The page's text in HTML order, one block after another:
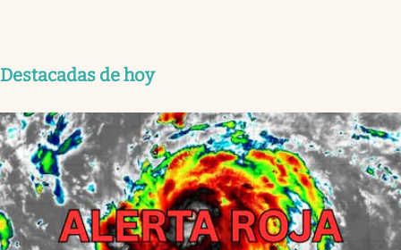
Destacadas de hoy